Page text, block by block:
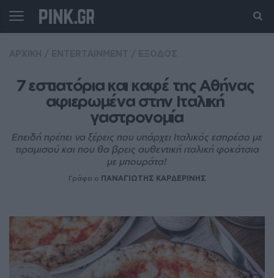
7 εστιατόρια και καφέ της Αθήνας
αφιερωμένα στην Ιταλική
γαστρονομία
Επειδή πρέπει να ξέρεις που υπάρχει Ιταλικός εσπρέσο με
τιραμισού και που θα βρεις αυθεντική ιταλική φοκάτσια
με μπουράτα!
Γράφει ο ΠΑΝΑΓΙΩΤΗΣ ΚΑΡΔΕΡΙΝΗΣ